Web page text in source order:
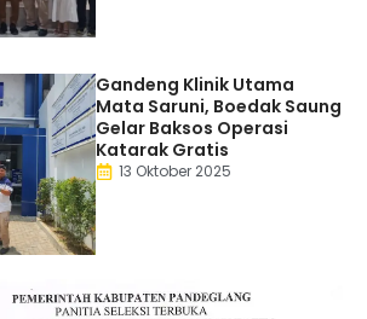
Gandeng Klinik Utama
Mata Saruni, Boedak Saung
Gelar Baksos Operasi
Katarak Gratis
13 Oktober 2025